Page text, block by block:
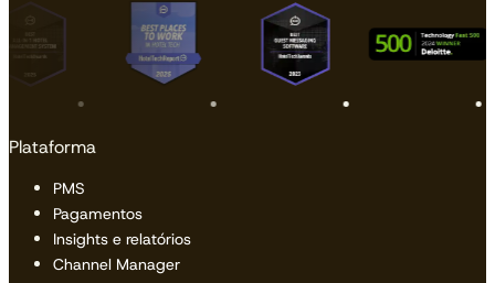
Plataforma
PMS
Pagamentos
Insights e relatórios
Channel Manager